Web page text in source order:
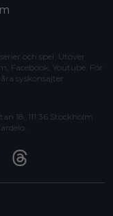
och spel. Utöver
Facebook, Youtube. För
syskonsajter
18, 111 36 Stockholm
Threads